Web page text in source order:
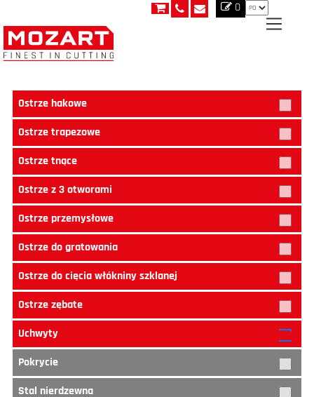
0
Ostrze hakowe
Ostrze trapezowe
Ostrze tnące
Ostrze z 3 otworami
Ostrze przemysłowe
Ostrze do gratowania
Ostrze do cięcia włókniny szklanej
Ostrze zębate
Uchwyty
Pokrycie
Stal nierdzewna